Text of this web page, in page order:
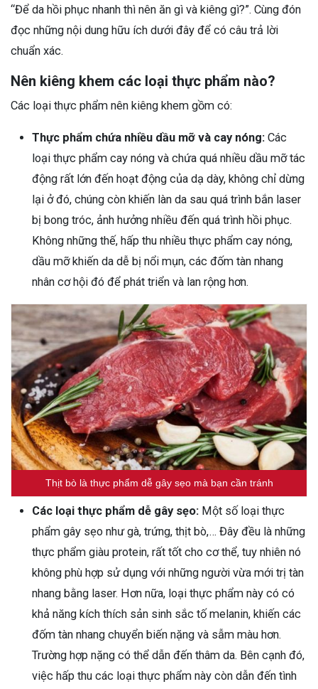
“Để da hồi phục nhanh thì nên ăn gì và kiêng gì?”. Cùng đón
đọc những nội dung hữu ích dưới đây để có câu trả lời
chuẩn xác.
Nên kiêng khem các loại thực phẩm nào?
Các loại thực phẩm nên kiêng khem gồm có:
Thực phẩm chứa nhiều dầu mỡ và cay nóng: Các
loại thực phẩm cay nóng và chứa quá nhiều dầu mỡ tác
động rất lớn đến hoạt động của dạ dày, không chỉ dừng
lại ở đó, chúng còn khiến làn da sau quá trình bắn laser
bị bong tróc, ảnh hưởng nhiều đến quá trình hồi phục.
Không những thế, hấp thu nhiều thực phẩm cay nóng,
dầu mỡ khiến da dễ bị nổi mụn, các đốm tàn nhang
nhân cơ hội đó để phát triển và lan rộng hơn.
Thịt bò là thực phẩm dễ gây sẹo mà bạn cần tránh
Các loại thực phẩm dễ gây sẹo: Một số loại thực
phẩm gây sẹo như gà, trứng, thịt bò,… Đây đều là những
thực phẩm giàu protein, rất tốt cho cơ thể, tuy nhiên nó
không phù hợp sử dụng với những người vừa mới trị tàn
nhang bằng laser. Hơn nữa, loại thực phẩm này có có
khả năng kích thích sản sinh sắc tố melanin, khiến các
đốm tàn nhang chuyển biến nặng và sẫm màu hơn.
Trường hợp nặng có thể dẫn đến thâm da. Bên cạnh đó,
việc hấp thu các loại thực phẩm này còn dẫn đến tình